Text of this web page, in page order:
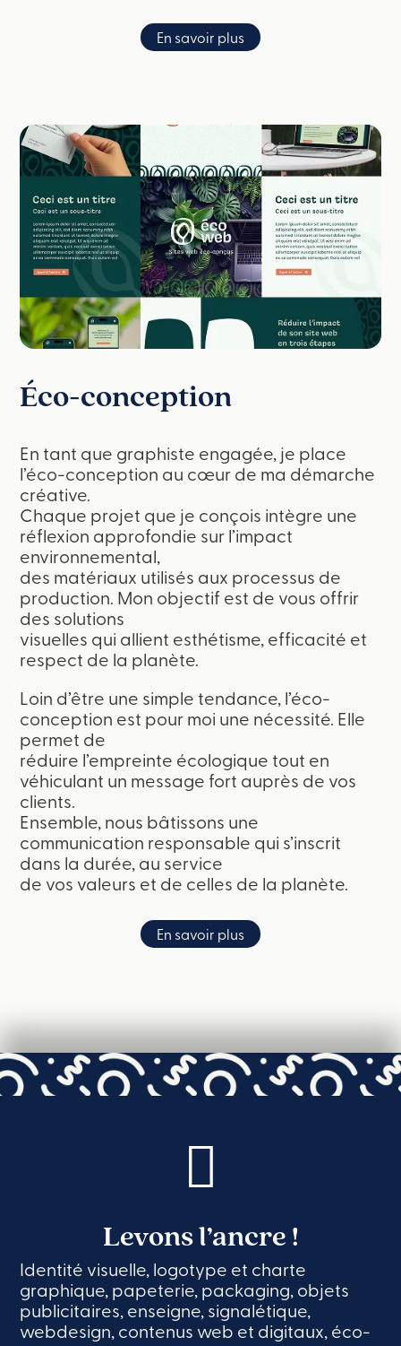
En savoir plus
Éco-conception
En tant que graphiste engagée, je place
l’éco-conception au cœur de ma démarche
créative.
Chaque projet que je conçois intègre une
réflexion approfondie sur l’impact
environnemental,
des matériaux utilisés aux processus de
production. Mon objectif est de vous offrir
des solutions
visuelles qui allient esthétisme, efficacité et
respect de la planète.
Loin d’être une simple tendance, l’éco-
conception est pour moi une nécessité. Elle
permet de
réduire l’empreinte écologique tout en
véhiculant un message fort auprès de vos
clients.
Ensemble, nous bâtissons une
communication responsable qui s’inscrit
dans la durée, au service
de vos valeurs et de celles de la planète.
En savoir plus
Levons l’ancre !
Identité visuelle, logotype et charte
graphique, papeterie, packaging, objets
publicitaires, enseigne, signalétique,
webdesign, contenus web et digitaux, éco-